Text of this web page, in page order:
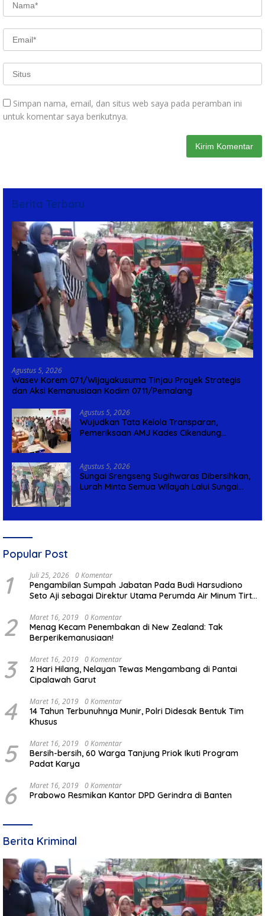
Simpan nama, email, dan situs web saya pada peramban ini
untuk komentar saya berikutnya.
Berita Terbaru
Agustus 5, 2026
Wasev Korem 071/Wijayakusuma Tinjau Proyek Strategis
dan Aksi Kemanusiaan Kodim 0711/Pemalang
Agustus 5, 2026
Wujudkan Tata Kelola Transparan,
Pemeriksaan AMJ Kades Cikendung
Agustus 5, 2026
Sungai Srengseng Sugihwaras Dibersihkan,
Lurah Minta Semua Wilayah Lalui Sungai
Popular Post
1 Juli 25, 2026 0 Komentar
Pengambilan Sumpah Jabatan Pada Budi Harsudiono
Seto Aji sebagai Direktur Utama Perumda Air Minum Tirta
2 Maret 16, 2019 0 Komentar
Menag Kecam Penembakan di New Zealand: Tak
Berperikemanusiaan!
3 Maret 16, 2019 0 Komentar
2 Hari Hilang, Nelayan Tewas Mengambang di Pantai
Cipalawah Garut
4 Maret 16, 2019 0 Komentar
14 Tahun Terbunuhnya Munir, Polri Didesak Bentuk Tim
Khusus
5 Maret 16, 2019 0 Komentar
Bersih-bersih, 60 Warga Tanjung Priok Ikuti Program
Padat Karya
6 Maret 16, 2019 0 Komentar
Prabowo Resmikan Kantor DPD Gerindra di Banten
Berita Kriminal